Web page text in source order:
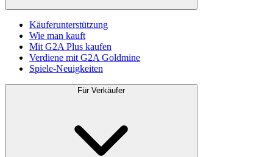
Käuferunterstützung
Wie man kauft
Mit G2A Plus kaufen
Verdiene mit G2A Goldmine
Spiele-Neuigkeiten
Für Verkäufer